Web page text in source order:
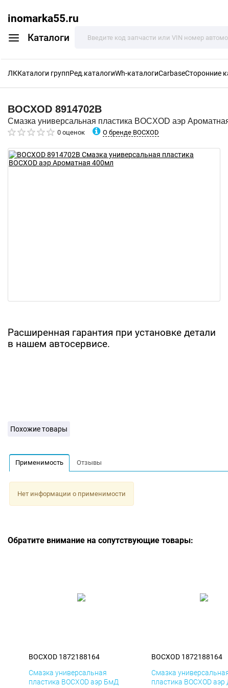
inomarka55.ru
Каталоги
ЛККаталоги группРед.каталогиWh-каталогиCarbaseСторонние
BOCXOD 8914702B
Смазка универсальная пластика BOCXOD аэр
0 оценок О бренде BOCXOD
Расширенная гарантия при установке детали
в нашем автосервисе.
Похожие товары
Применимость Отзывы
Нет информации о применимости
Обратите внимание на сопутствующие товары:
BOCXOD 1872188164
Смазка универсальная
пластика BOCXOD аэр БмД
BOCXOD 1872188164
Смазка
пластика BOCXOD